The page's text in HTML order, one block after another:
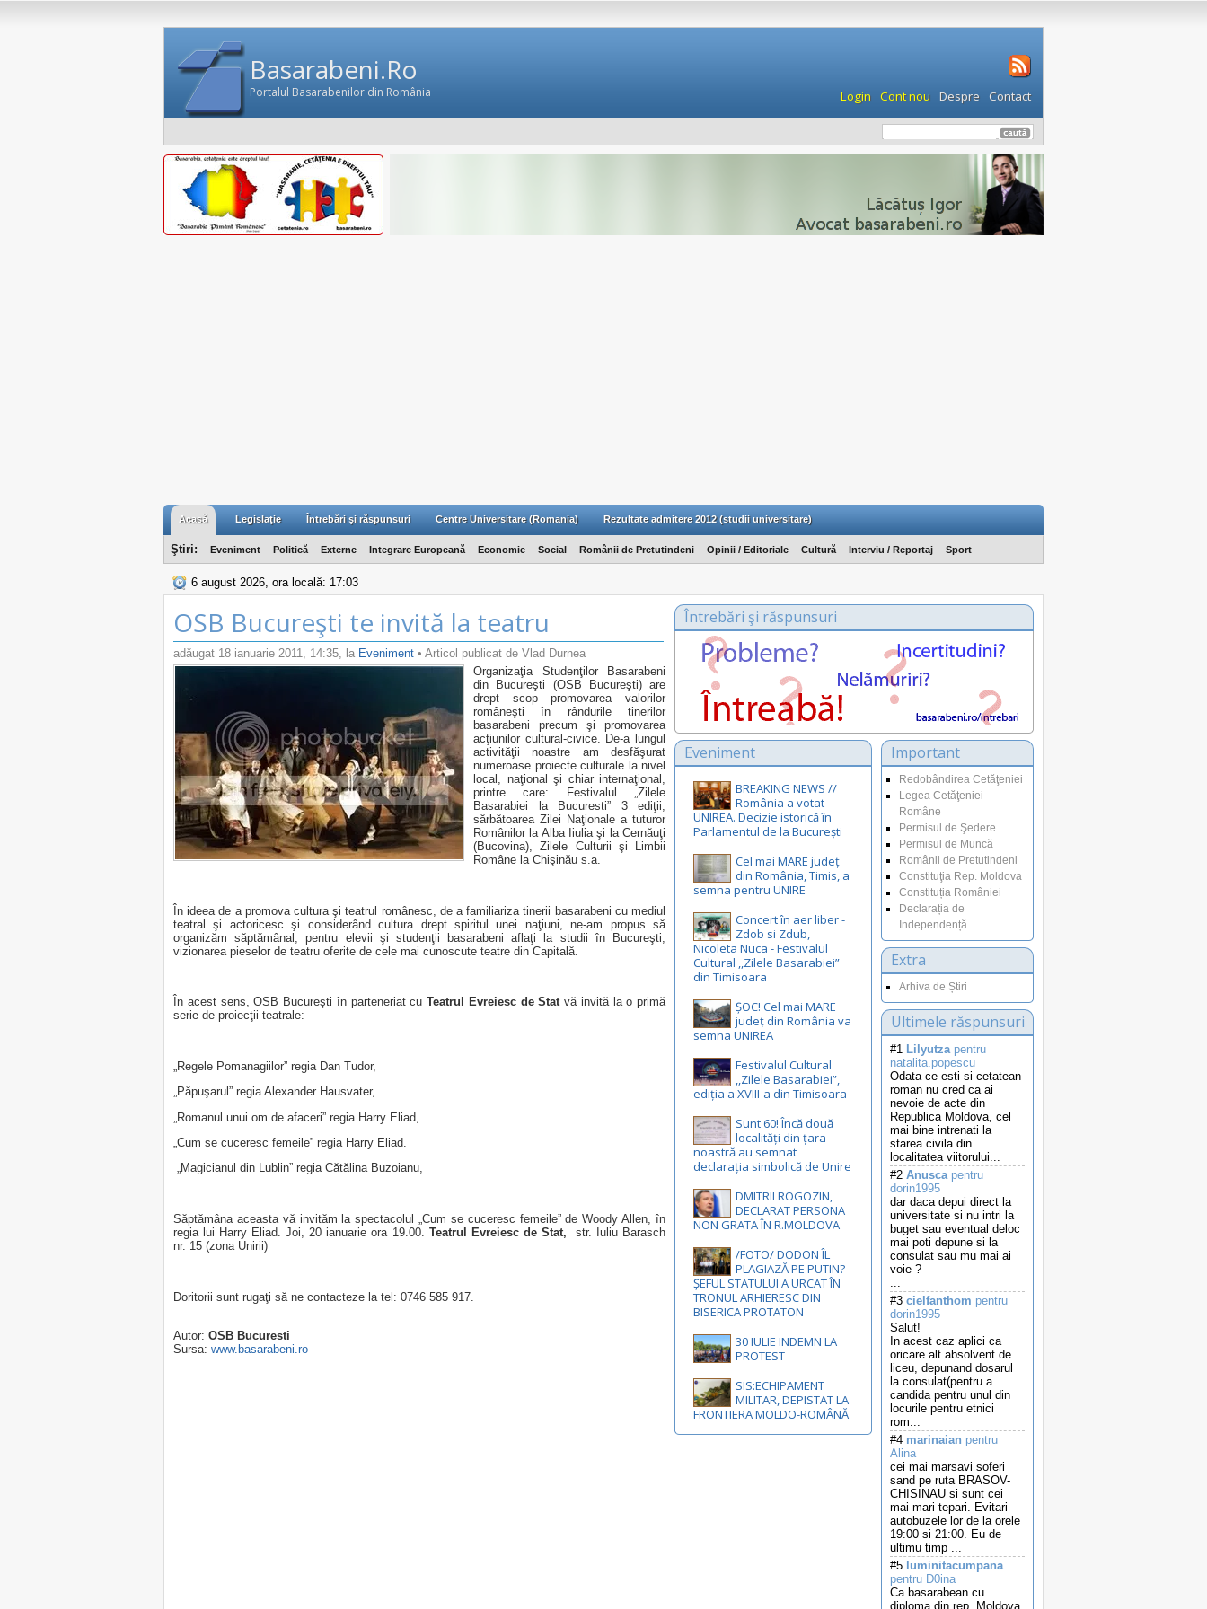
Basarabeni.Ro
Portalul Basarabenilor din România Login Cont nou Despre Contact
Acasă Legislaţie Întrebări şi răspunsuri Centre Universitare (Romania) Rezultate admitere 2012 (studii universitare)
Ştiri: Eveniment Politică Externe Integrare Europeană Economie Social Românii de Pretutindeni Opinii / Editoriale Cultură Interviu / Reportaj Sport
6 august 2026, ora locală: 17:03
OSB Bucureşti te invită la teatru
adăugat 18 ianuarie 2011, 14:35, la Eveniment • Articol publicat de Vlad Durnea
Organizaţia Studenţilor Basarabeni
din Bucureşti (OSB Bucureşti) are
drept scop promovarea valorilor
româneşti în rândurile tinerilor
basarabeni precum şi promovarea
acţiunilor cultural-civice. De-a lungul
activităţii noastre am desfăşurat
numeroase proiecte culturale la nivel
local, naţional şi chiar internaţional,
printre care: Festivalul „Zilele
Basarabiei la Bucuresti” 3 ediţii,
sărbătoarea Zilei Naţionale a tuturor
Românilor la Alba Iiulia şi la Cernăuţi
(Bucovina), Zilele Culturii şi Limbii
Române la Chişinău s.a.
În ideea de a promova cultura şi teatrul românesc, de a familiariza tinerii basarabeni cu mediul
teatral şi actoricesc şi considerând cultura drept spiritul unei naţiuni, ne-am propus să
organizăm săptămânal, pentru elevii şi studenţii basarabeni aflaţi la studii în Bucureşti,
vizionarea pieselor de teatru oferite de cele mai cunoscute teatre din Capitală.
În acest sens, OSB Bucureşti în parteneriat cu Teatrul Evreiesc de Statvă invită la o primă
serie de proiecţii teatrale:
„Regele Pomanagiilor” regia Dan Tudor,
„Păpuşarul” regia Alexander Hausvater,
„Romanul unui om de afaceri” regia Harry Eliad,
„Cum se cuceresc femeile” regia Harry Eliad.
„Magicianul din Lublin” regia Cătălina Buzoianu,
Săptămâna aceasta vă invităm la spectacolul „Cum se cuceresc femeile” de Woody Allen, în
regia lui Harry Eliad. Joi, 20 ianuarie ora 19.00. Teatrul Evreiesc de Stat,
str. Iuliu Barasch
nr. 15 (zona Unirii)
Doritorii sunt rugaţi să ne contacteze la tel: 0746 585 917.
Autor: OSB Bucuresti
Sursa: www.basarabeni.ro
Întrebări şi răspunsuri
Important
Redobândirea Cetăţeniei
Legea Cetăţeniei
Române
Permisul de Şedere
Permisul de Muncă
Românii de Pretutindeni
Constituţia Rep. Moldova
Constituția României
Declarația de
Independență
Extra
Arhiva de Știri
Ultimele răspunsuri
#1 Lilyutzapentru
natalita.popescu
Odata ce esti si cetatean
roman nu cred ca ai
nevoie de acte din
Republica Moldova, cel
mai bine intrenati la
starea civila din
localitatea viitorului...
#2 Anuscapentru
dorin1995
dar daca depui direct la
universitate si nu intri la
buget sau eventual deloc
mai poti depune si la
consulat sau mu mai ai
voie ?
...
#3 cielfanthom pentru
dorin1995
Salut!
In acest caz aplici ca
oricare alt absolvent de
liceu, depunand dosarul
la consulat(pentru a
candida pentru unul din
locurile pentru etnici
rom...
#4 marinaian pentru
Alina
cei mai marsavi soferi
sand pe ruta BRASOV-
CHISINAU si sunt cei
mai mari tepari. Evitari
autobuzele lor de la orele
19:00 si 21:00. Eu de
ultimu timp ...
#5 luminitacumpana
pentru D0ina
Ca basarabean cu
diploma din rep. Moldova
Eveniment
BREAKING NEWS //
România a votat
UNIREA. Decizie istorică în
Parlamentul de la București
Cel mai MARE județ
din România, Timis, a
semna pentru UNIRE
Concert în aer liber -
Zdob si Zdub,
Nicoleta Nuca - Festivalul
Cultural ,,Zilele Basarabiei”
din Timisoara
ȘOC! Cel mai MARE
județ din România va
semna UNIREA
Festivalul Cultural
,,Zilele Basarabiei”,
ediția a XVIII-a din Timisoara
Sunt 60! Încă două
localități din țara
noastră au semnat
declarația simbolică de Unire
DMITRII ROGOZIN,
DECLARAT PERSONA
NON GRATA ÎN R.MOLDOVA
/FOTO/ DODON ÎL
PLAGIAZĂ PE PUTIN?
ȘEFUL STATULUI A URCAT ÎN
TRONUL ARHIERESC DIN
BISERICA PROTATON
30 IULIE INDEMN LA
PROTEST
SIS:ECHIPAMENT
MILITAR, DEPISTAT LA
FRONTIERA MOLDO-ROMÂNĂ